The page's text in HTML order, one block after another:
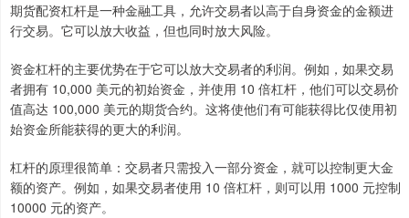
期货配资杠杆是一种金融工具，允许交易者以高于自身资金的金额进
行交易。它可以放大收益，但也同时放大风险。
资金杠杆的主要优势在于它可以放大交易者的利润。例如，如果交易
者拥有 10,000 美元的初始资金，并使用 10 倍杠杆，他们可以交易价
值高达 100,000 美元的期货合约。这将使他们有可能获得比仅使用初
始资金所能获得的更大的利润。
杠杆的原理很简单：交易者只需投入一部分资金，就可以控制更大金
额的资产。例如，如果交易者使用 10 倍杠杆，则可以用 1000 元控制
10000 元的资产。